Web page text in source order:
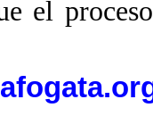
el